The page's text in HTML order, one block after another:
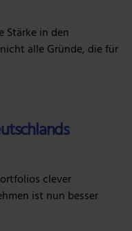
Stärke in den
alle Gründe, die für
clever
ist nun besser